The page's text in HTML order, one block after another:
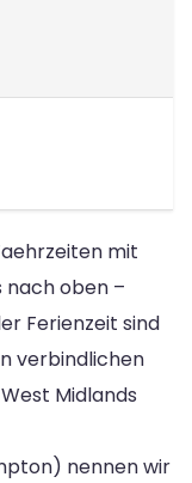
mit
nach oben –
Ferienzeit sind
verbindlichen
Midlands
nennen wir